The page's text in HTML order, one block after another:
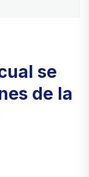
se
de la